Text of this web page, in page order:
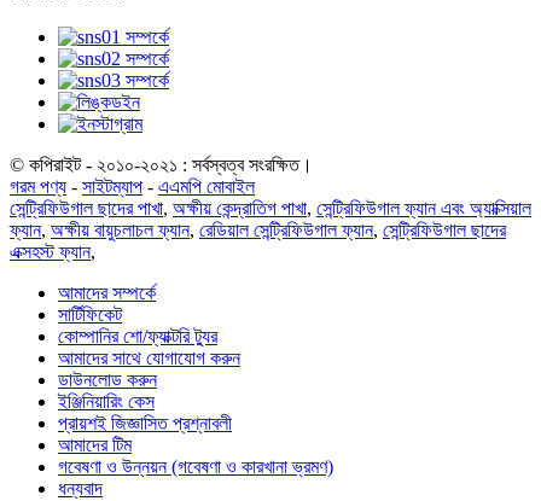
© কপিরাইট - ২০১০-২০২১ : সর্বস্বত্ব সংরক্ষিত।
গরম পণ্য - সাইটম্যাপ - এএমপি মোবাইল
সেন্ট্রিফিউগাল ছাদের পাখা, অক্ষীয় কেন্দ্রাতিগ পাখা, সেন্ট্রিফিউগাল ফ্যান এবং অ্যাক্সিয়াল
ফ্যান, অক্ষীয় বায়ুচলাচল ফ্যান, রেডিয়াল সেন্ট্রিফিউগাল ফ্যান, সেন্ট্রিফিউগাল ছাদের
এক্সহস্ট ফ্যান,
আমাদের সম্পর্কে
সার্টিফিকেট
কোম্পানির শো/ফ্যাক্টরি ট্যুর
আমাদের সাথে যোগাযোগ করুন
ডাউনলোড করুন
ইঞ্জিনিয়ারিং কেস
প্রায়শই জিজ্ঞাসিত প্রশ্নাবলী
আমাদের টিম
গবেষণা ও উন্নয়ন (গবেষণা ও কারখানা ভ্রমণ)
ধন্যবাদ